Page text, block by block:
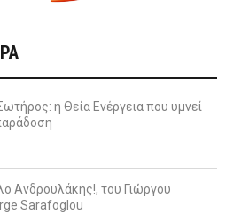
η Θεία Ενέργεια που υμνεί
Ανδρουλάκης!, του Γιώργου
Sarafoglou